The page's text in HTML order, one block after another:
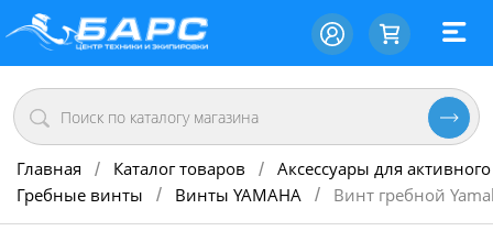
Главная / Каталог товаров / Аксессуары для
Гребные винты
/ Винты YAMAHA / Винт гребной